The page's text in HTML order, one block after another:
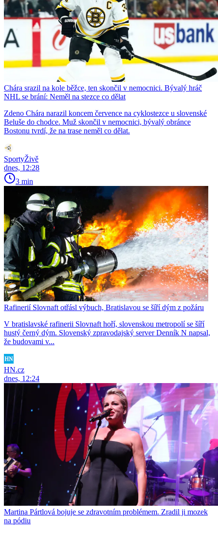
Chára srazil na kole běžce, ten skončil v nemocnici. Bývalý hráč
NHL se brání: Neměl na stezce co dělat
Zdeno Chára narazil koncem července na cyklostezce u slovenské
Beluše do chodce. Muž skončil v nemocnici, bývalý obránce
Bostonu tvrdí, že na trase neměl co dělat.
SportyŽivě
dnes, 12:28
3 min
Rafinerií Slovnaft otřásl výbuch, Bratislavou se šíří dým z požáru
V bratislavské rafinerii Slovnaft hoří, slovenskou metropolí se šíří
hustý černý dým. Slovenský zpravodajský server Denník N napsal,
že budovami v...
HN.cz
dnes, 12:24
Martina Pártlová bojuje se zdravotním problémem. Zradil ji mozek
na pódiu